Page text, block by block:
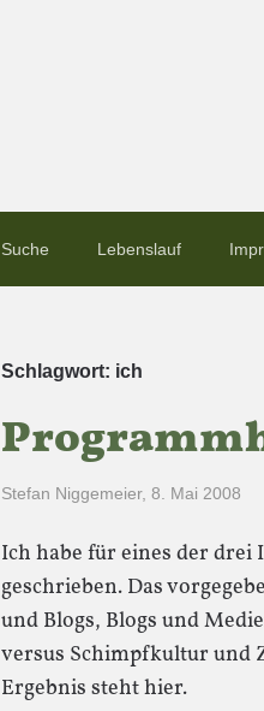
Suche Lebenslauf
Schlagwort: ich
Stefan Niggemeier, 8. Mai 2008
Ich habe für eines der
geschrieben. Das
und Blogs, Blogs und
versus Schimpfkultur und
Ergebnis steht hier.